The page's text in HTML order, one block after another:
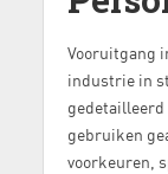
Vooruitgang
industrie in
gedetailleerd
gebruiken
voorkeuren,